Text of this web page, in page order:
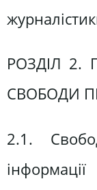
РОЗДІЛ 2.
СВОБОДИ
2.1.
інформації